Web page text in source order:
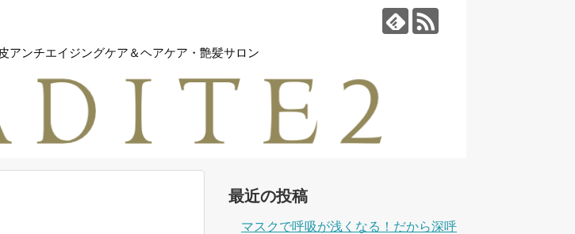
アンチエイジングケア＆ヘアケア・艶髪サロン
最近の投稿
マスクで呼吸が浅くなる！だから深呼